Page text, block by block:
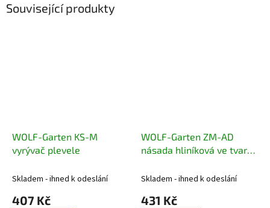
Související produkty
WOLF-Garten KS-M
vyrývač plevele
Skladem - ihned k odeslání
407 Kč
WOLF-Garten ZM-AD
násada hliníková ve tvaru
Skladem - ihned k odeslání
431 Kč